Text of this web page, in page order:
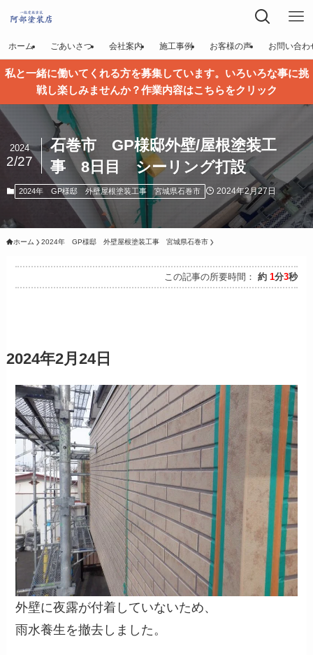
ホーム ごあいさつ 会社案内 施工事例 お客様の声 お問い合わ
私と一緒に働いてくれる方を募集しています。いろいろな事に挑
戦し楽しみませんか？作業内容はこちらをクリック
石巻市 GP様邸外壁/屋根塗装工
事 8日目 シーリング打設
2024
2/27
2024年 GP様邸 外壁屋根塗装工事 宮城県石巻市 2024年2月27日
ホーム 2024年 GP様邸 外壁屋根塗装工事 宮城県石巻市
この記事の所要時間： 約 1分3秒
2024年2月24日
外壁に夜露が付着していないため、
雨水養生を撤去しました。